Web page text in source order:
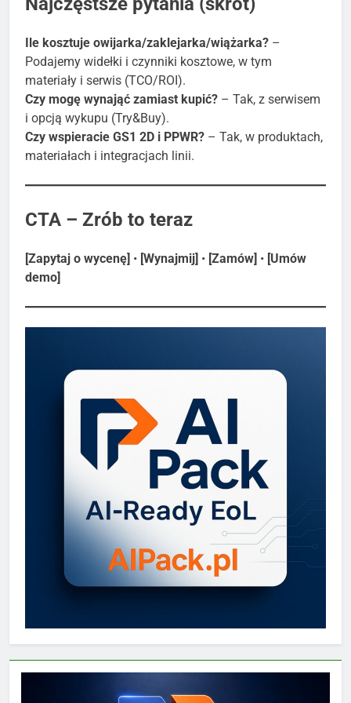
Ile kosztuje owijarka/zaklejarka/wiążarka? –
Podajemy widełki i czynniki kosztowe, w tym
materiały i serwis (TCO/ROI).
Czy mogę wynająć zamiast kupić? – Tak, z serwisem
i opcją wykupu (Try&Buy).
Czy wspieracie GS1 2D i PPWR? – Tak, w produktach,
materiałach i integracjach linii.
CTA – Zrób to teraz
[Zapytaj o wycenę] • [Wynajmij] • [Zamów] • [Umów
demo]